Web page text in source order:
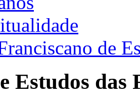
de
Estudos das